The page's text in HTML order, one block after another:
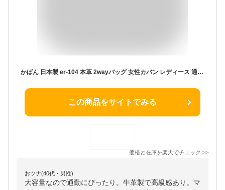
かばん 日本製 er-104 本革 2wayバッグ 女性カバン レディース 通勤カバン 2wayトートバッグ 肩掛けショルダーバック マチあり ファスナー レザーバッグ 台形 肩掛けトートバッグ レディースショルダーバッグ 通勤バッグ 牛革 大容量 シンプル おしゃれ バッグ 送料無料
この商品をサイトでみる
価格と在庫を楽天でチェック >>
おツナ(40代・男性)
大容量なので通勤にぴったり。牛革製で高級感あり。マ